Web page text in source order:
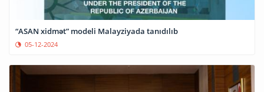
“ASAN xidmət” modeli Malayziyada tanıdılıb
05-12-2024